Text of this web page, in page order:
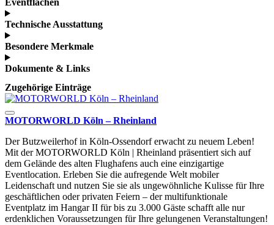
Eventflächen
Technische Ausstattung
Besondere Merkmale
Dokumente & Links
Zugehörige Einträge
MOTORWORLD Köln – Rheinland
Der Butzweilerhof in Köln-Ossendorf erwacht zu neuem Leben!
Mit der MOTORWORLD Köln | Rheinland präsentiert sich auf
dem Gelände des alten Flughafens auch eine einzigartige
Eventlocation. Erleben Sie die aufregende Welt mobiler
Leidenschaft und nutzen Sie sie als ungewöhnliche Kulisse für Ihre
geschäftlichen oder privaten Feiern – der multifunktionale
Eventplatz im Hangar II für bis zu 3.000 Gäste schafft alle nur
erdenklichen Voraussetzungen für Ihre gelungenen Veranstaltungen!